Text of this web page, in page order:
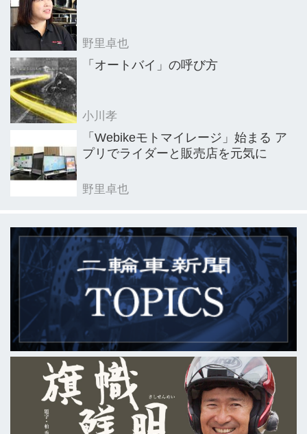
野里卓也
「オートバイ」の呼び方
小川孝
「Webikeモトマイレージ」始まる ア
プリでライダーと販売店を元気に
野里卓也